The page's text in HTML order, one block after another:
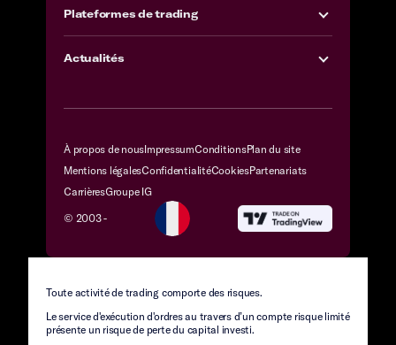
Plateformes de trading
Actualités
À propos de nousImpressumConditionsPlan du site
Mentions légalesConfidentialitéCookiesPartenariats
CarrièresGroupe IG
© 2003 -
Toute activité de trading comporte des risques.
Le service d'exécution d'ordres au travers d’un compte risque limité
présente un risque de perte du capital investi.